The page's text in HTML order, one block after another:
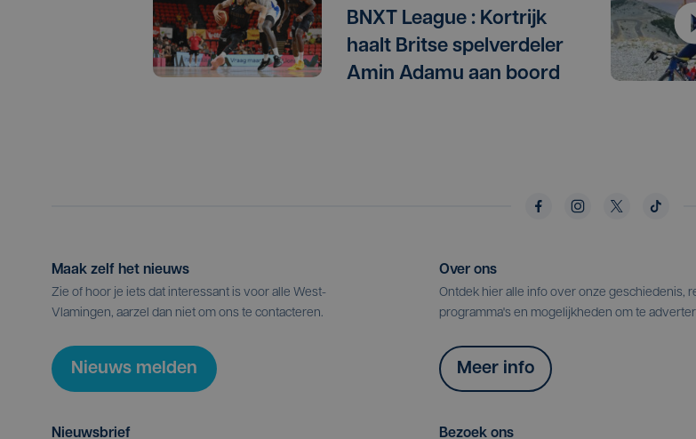
BNXT League : Kortrijk
haalt Britse spelverdeler
Amin Adamu aan boord
Maak zelf het nieuws
Zie of hoor je iets dat interessant is voor alle West-
Vlamingen, aarzel dan niet om ons te contacteren.
Nieuws melden
Over ons
Ontdek hier alle info over onze geschiedenis,
programma's en mogelijkheden om te
Meer info
Nieuwsbrief Bezoek ons